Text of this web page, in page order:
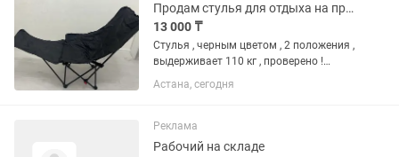
Продам стулья для отдыха на природе и рыбалки !
13 000 ₸
Стулья , черным цветом , 2 положения ,
выдерживает 110 кг , проверено !
Занимает мало места , чехол есть
Астана, сегодня
Реклама
Рабочий на складе